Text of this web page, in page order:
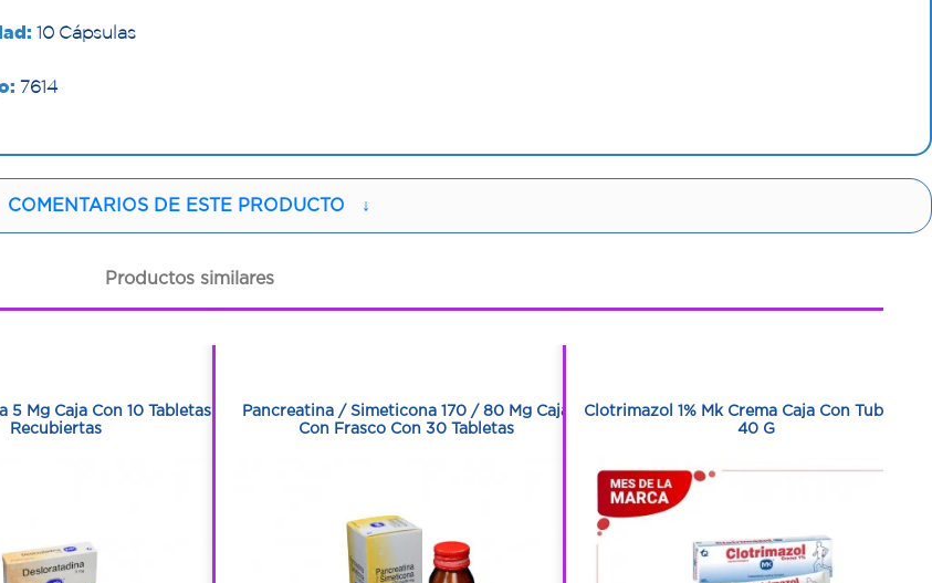
10 Cápsulas
7614
COMENTARIOS DE ESTE PRODUCTO ↓
Productos similares
5 Mg Caja Con 10 Tabletas
Recubiertas
Pancreatina / Simeticona 170 / 80 Mg Caja
Con Frasco Con 30 Tabletas
Clotrimazol 1% Mk Crema Caja Con Tubo Con
40 G